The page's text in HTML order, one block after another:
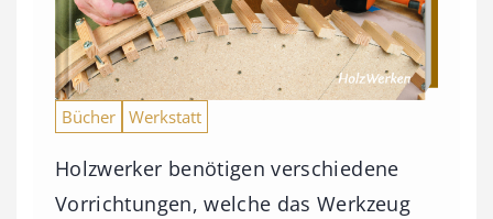
Bücher Werkstatt
Holzwerker benötigen verschiedene
Vorrichtungen, welche das Werkzeug